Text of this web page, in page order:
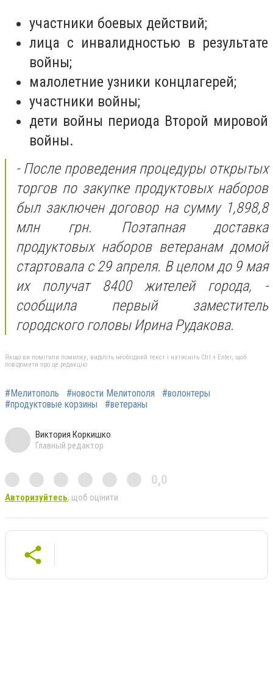
участники боевых действий;
лица с инвалидностью в результате
войны;
малолетние узники концлагерей;
участники войны;
дети войны периода Второй мировой
войны.
- После проведения процедуры открытых
торгов по закупке продуктовых наборов
был заключен договор на сумму 1,898,8
млн грн. Поэтапная доставка
продуктовых наборов ветеранам домой
стартовала с 29 апреля. В целом до 9 мая
их получат 8400 жителей города, -
сообщила первый заместитель
городского головы Ирина Рудакова.
Якщо ви помітили помилку, виділіть необхідний текст і натисніть Ctrl + Enter, щоб
повідомити про це редакцію
#Мелитополь #новости Мелитополя
#волонтеры
#продуктовые корзины
#ветераны
Виктория Коркишко
Главный редактор
0,0
Авторизуйтесь, щоб оцінити